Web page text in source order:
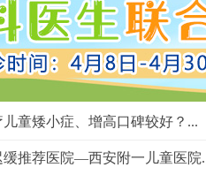
童矮小症、增高口碑较好？...
推荐医院—西安附一儿童医院